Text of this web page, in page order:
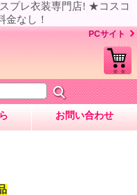
プレ衣装専門店! ★コスコ
金なし！
PCサイト
お問い合わせ